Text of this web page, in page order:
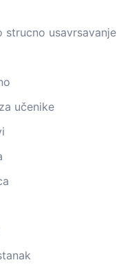
strucno usavrsavanje
učenike